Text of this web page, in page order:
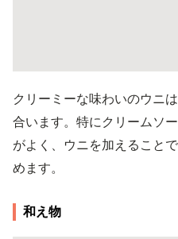
クリーミーな味わいのウニ
合います。特にクリームソ
がよく、ウニを加えること
めます。
和え物